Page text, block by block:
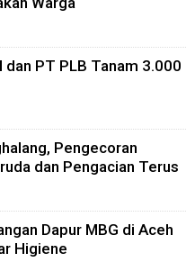
PT PLB Tanam 3.000
Pengecoran
dan Pengacian Terus
Dapur MBG di Aceh
Higiene